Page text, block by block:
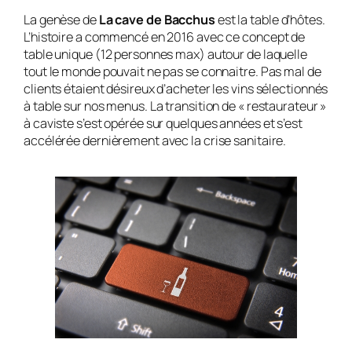
La genèse deLa cave de Bacchusest la table d’hôtes.
L’histoire a commencé en 2016 avec ce concept de
table unique (12 personnes max) autour de laquelle
tout le monde pouvait ne pas se connaitre. Pas mal de
clients étaient désireux d’acheter les vins sélectionnés
à table sur nos menus. La transition de « restaurateur »
à caviste s’est opérée sur quelques années et s’est
accélérée dernièrement avec la crise sanitaire.